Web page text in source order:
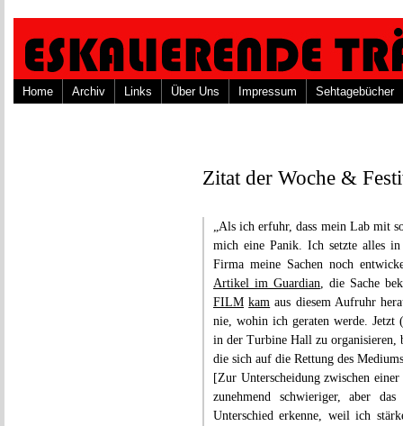
Home Archiv Links Über Uns Impressum Sehtagebücher
Zitat der Woche &
„Als ich erfuhr, dass mein Lab mit
mich eine Panik. Ich setzte alles
Firma meine Sachen noch
Artikel im Guardian , die Sache
FILM kam aus diesem Aufruhr
nie, wohin ich geraten werde. Jetzt
in der Turbine Hall zu organisieren,
die sich auf die Rettung des
[Zur Unterscheidung zwischen
zunehmend schwieriger, aber
Unterschied erkenne, weil ich